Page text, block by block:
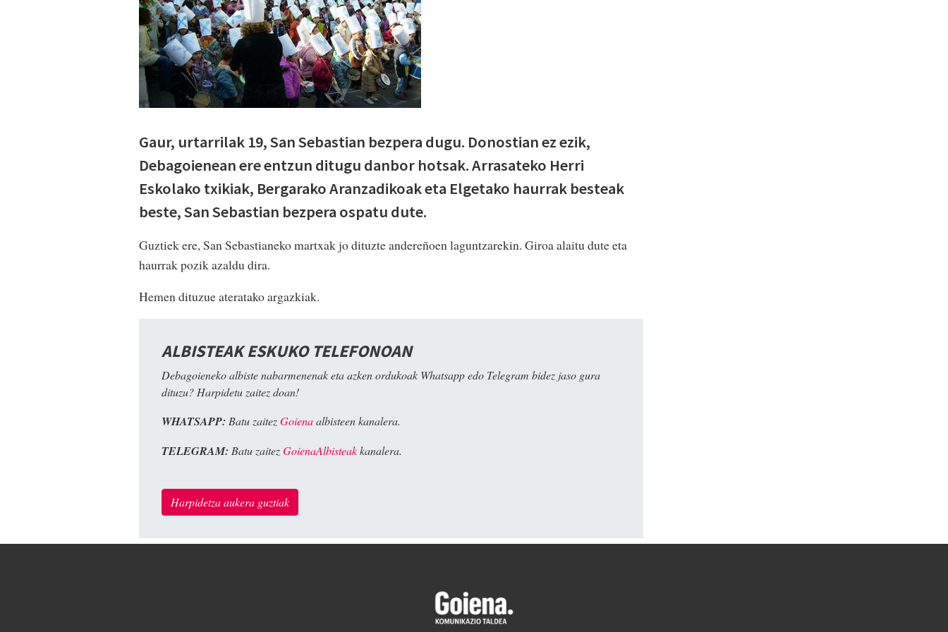
Gaur, urtarrilak 19, San Sebastian bezpera dugu. Donostian ez ezik,
Debagoienean ere entzun ditugu danbor hotsak. Arrasateko Herri
Eskolako txikiak, Bergarako Aranzadikoak eta Elgetako haurrak besteak
beste, San Sebastian bezpera ospatu dute.
Guztiek ere, San Sebastianeko martxak jo dituzte andereñoen laguntzarekin. Giroa alaitu dute eta
haurrak pozik azaldu dira.
Hemen dituzue ateratako argazkiak.
ALBISTEAK ESKUKO TELEFONOAN
Debagoieneko albiste nabarmenenak eta azken ordukoak Whatsapp edo Telegram bidez jaso gura
dituzu? Harpidetu zaitez doan!
WHATSAPP: Batu zaitezGoienaalbisteen kanalera.
TELEGRAM: Batu zaitezGoienaAlbisteakkanalera.
Harpidetza aukera guztiak